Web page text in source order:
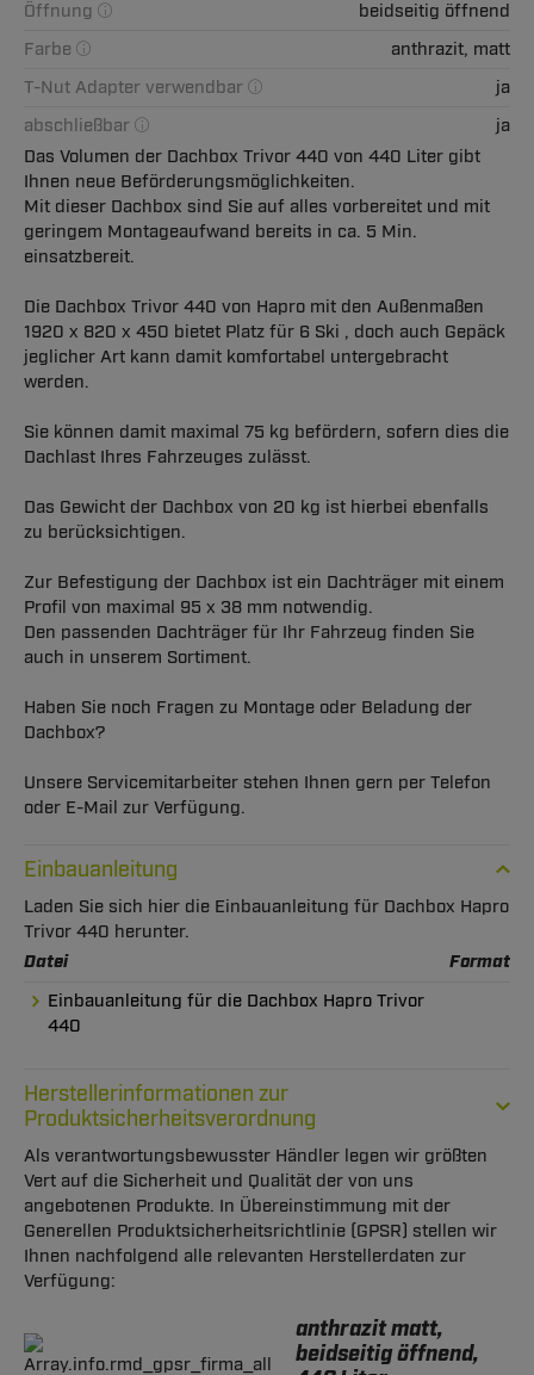
Öffnung
beidseitig öffnend
Farbe
anthrazit, matt
T-Nut Adapter verwendbar
ja
abschließbar
ja
Das Volumen der Dachbox Trivor 440 von 440 Liter gibt
Ihnen neue Beförderungsmöglichkeiten.
Mit dieser Dachbox sind Sie auf alles vorbereitet und mit
geringem Montageaufwand bereits in ca. 5 Min.
einsatzbereit.
Die Dachbox Trivor 440 von Hapro mit den Außenmaßen
1920 x 820 x 450 bietet Platz für 6 Ski , doch auch Gepäck
jeglicher Art kann damit komfortabel untergebracht
werden.
Sie können damit maximal 75 kg befördern, sofern dies die
Dachlast Ihres Fahrzeuges zulässt.
Das Gewicht der Dachbox von 20 kg ist hierbei ebenfalls
zu berücksichtigen.
Zur Befestigung der Dachbox ist ein Dachträger mit einem
Profil von maximal 95 x 38 mm notwendig.
Den passenden Dachträger für Ihr Fahrzeug finden Sie
auch in unserem Sortiment.
Haben Sie noch Fragen zu Montage oder Beladung der
Dachbox?
Unsere Servicemitarbeiter stehen Ihnen gern per Telefon
oder E-Mail zur Verfügung.
Einbauanleitung
Laden Sie sich hier die Einbauanleitung für Dachbox Hapro
Trivor 440 herunter.
Datei Format
Einbauanleitung für die Dachbox Hapro Trivor
440
Herstellerinformationen zur
Produktsicherheitsverordnung
Als verantwortungsbewusster Händler legen wir größten
Vert auf die Sicherheit und Qualität der von uns
angebotenen Produkte. In Übereinstimmung mit der
Generellen Produktsicherheitsrichtlinie (GPSR) stellen wir
Ihnen nachfolgend alle relevanten Herstellerdaten zur
Verfügung:
anthrazit matt,
beidseitig öffnend,